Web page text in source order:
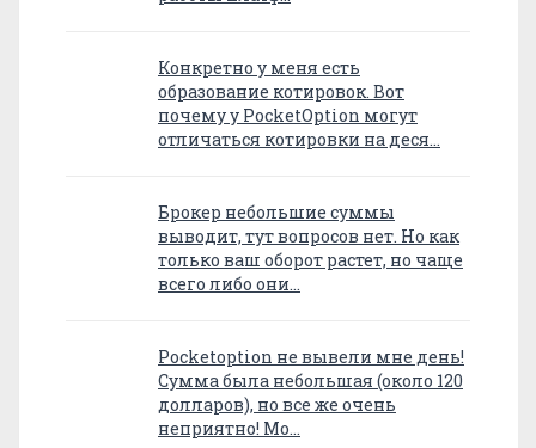
Конкретно у меня есть
образование котировок. Вот
почему у PocketOption могут
отличаться котировки на деся…
Брокер небольшие суммы
выводит, тут вопросов нет. Но как
только ваш оборот растет, но чаще
всего либо они…
Pocketoption не вывели мне день!
Сумма была небольшая (около 120
долларов), но все же очень
неприятно! Мо…